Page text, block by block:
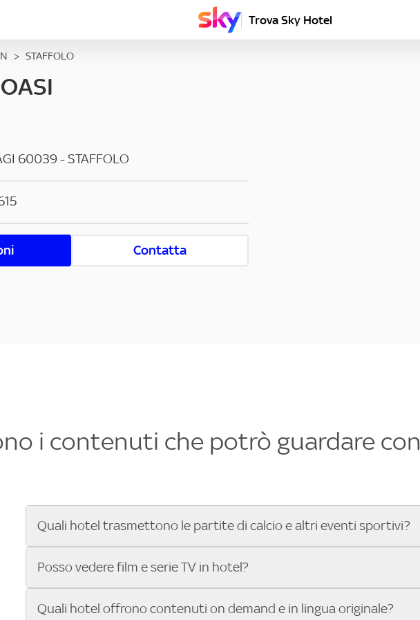
Trova Sky Hotel
> STAFFOLO
60039- STAFFOLO
Contatta
i contenuti che potrò guardare
Quali hotel trasmettono le partite di calcio e altri eventi sportivi?
Se cerchi un hotel dove poter vedere le partite di Serie A, UEFA Champions
che trasmette gli eventi sportivi.
Posso vedere film e serie TV in hotel?
Sì, gli hotel che hanno Sky in camera offrono una vasta selezione di film
Quali hotel offrono contenuti on demand e in lingua originale?